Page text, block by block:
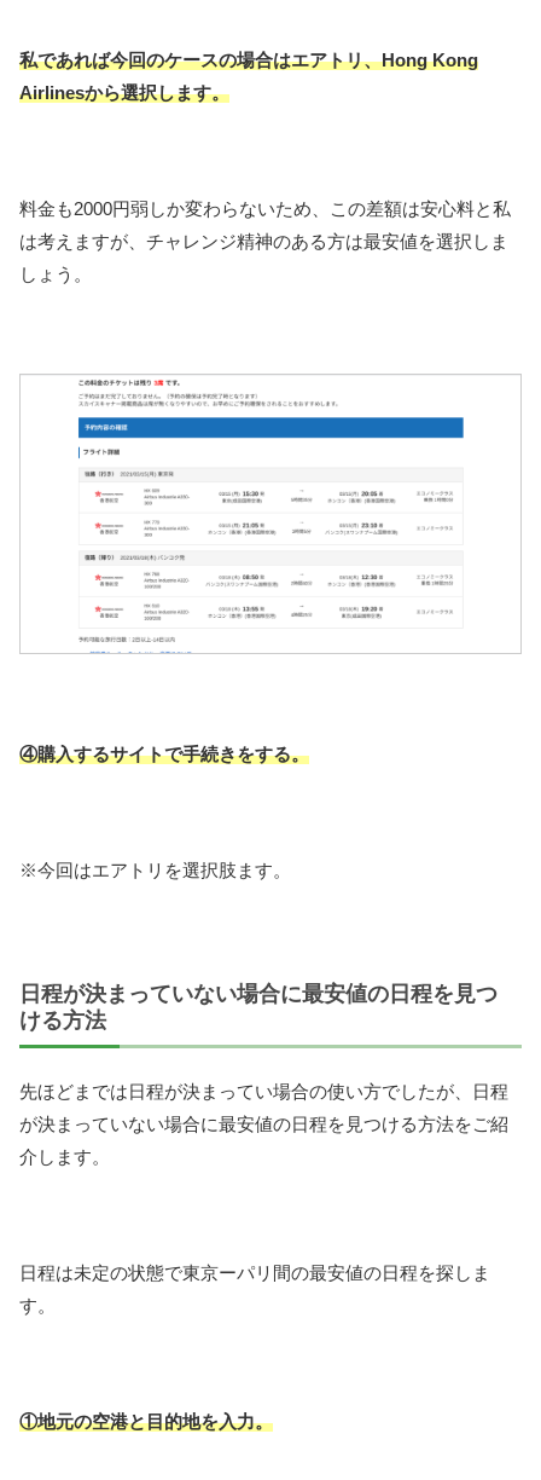
私であれば今回のケースの場合はエアトリ、Hong Kong
Airlinesから選択します。
料金も2000円弱しか変わらないため、この差額は安心料と私
は考えますが、チャレンジ精神のある方は最安値を選択しま
しょう。
④購入するサイトで手続きをする。
※今回はエアトリを選択肢ます。
日程が決まっていない場合に最安値の日程を見つ
ける方法
先ほどまでは日程が決まってい場合の使い方でしたが、日程
が決まっていない場合に最安値の日程を見つける方法をご紹
介します。
日程は未定の状態で東京ーパリ間の最安値の日程を探しま
す。
①地元の空港と目的地を入力。